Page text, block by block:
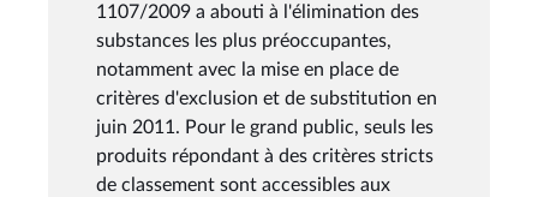
1107/2009 a abouti à l'élimination des
substances les plus préoccupantes,
notamment avec la mise en place de
critères d'exclusion et de substitution en
juin 2011. Pour le grand public, seuls les
produits répondant à des critères stricts
de classement sont accessibles aux